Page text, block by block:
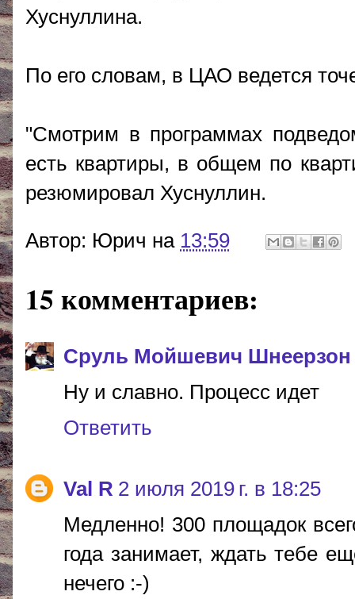
Хуснуллина.
По его словам, в ЦАО ведется
"Смотрим в программах
есть квартиры, в общем по
резюмировал Хуснуллин.
Автор: Юрич на 13:59
15 комментариев:
Сруль Мойшевич Шнеерзон
Ну и славно. Процесс идет
Ответить
Val R 2 июля 2019 г. в 18:25
Медленно! 300 площадок
года занимает, ждать тебе
нечего :-)